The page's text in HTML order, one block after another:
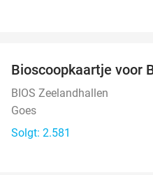
Bioscoopkaartje voor
BIOS Zeelandhallen
Goes
Solgt: 2.581